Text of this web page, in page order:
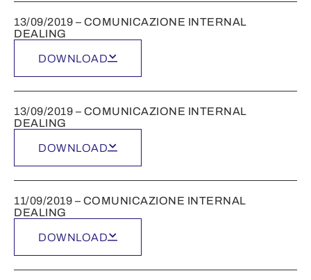
13/09/2019 – COMUNICAZIONE INTERNAL
DEALING
DOWNLOAD
13/09/2019 – COMUNICAZIONE INTERNAL
DEALING
DOWNLOAD
11/09/2019 – COMUNICAZIONE INTERNAL
DEALING
DOWNLOAD